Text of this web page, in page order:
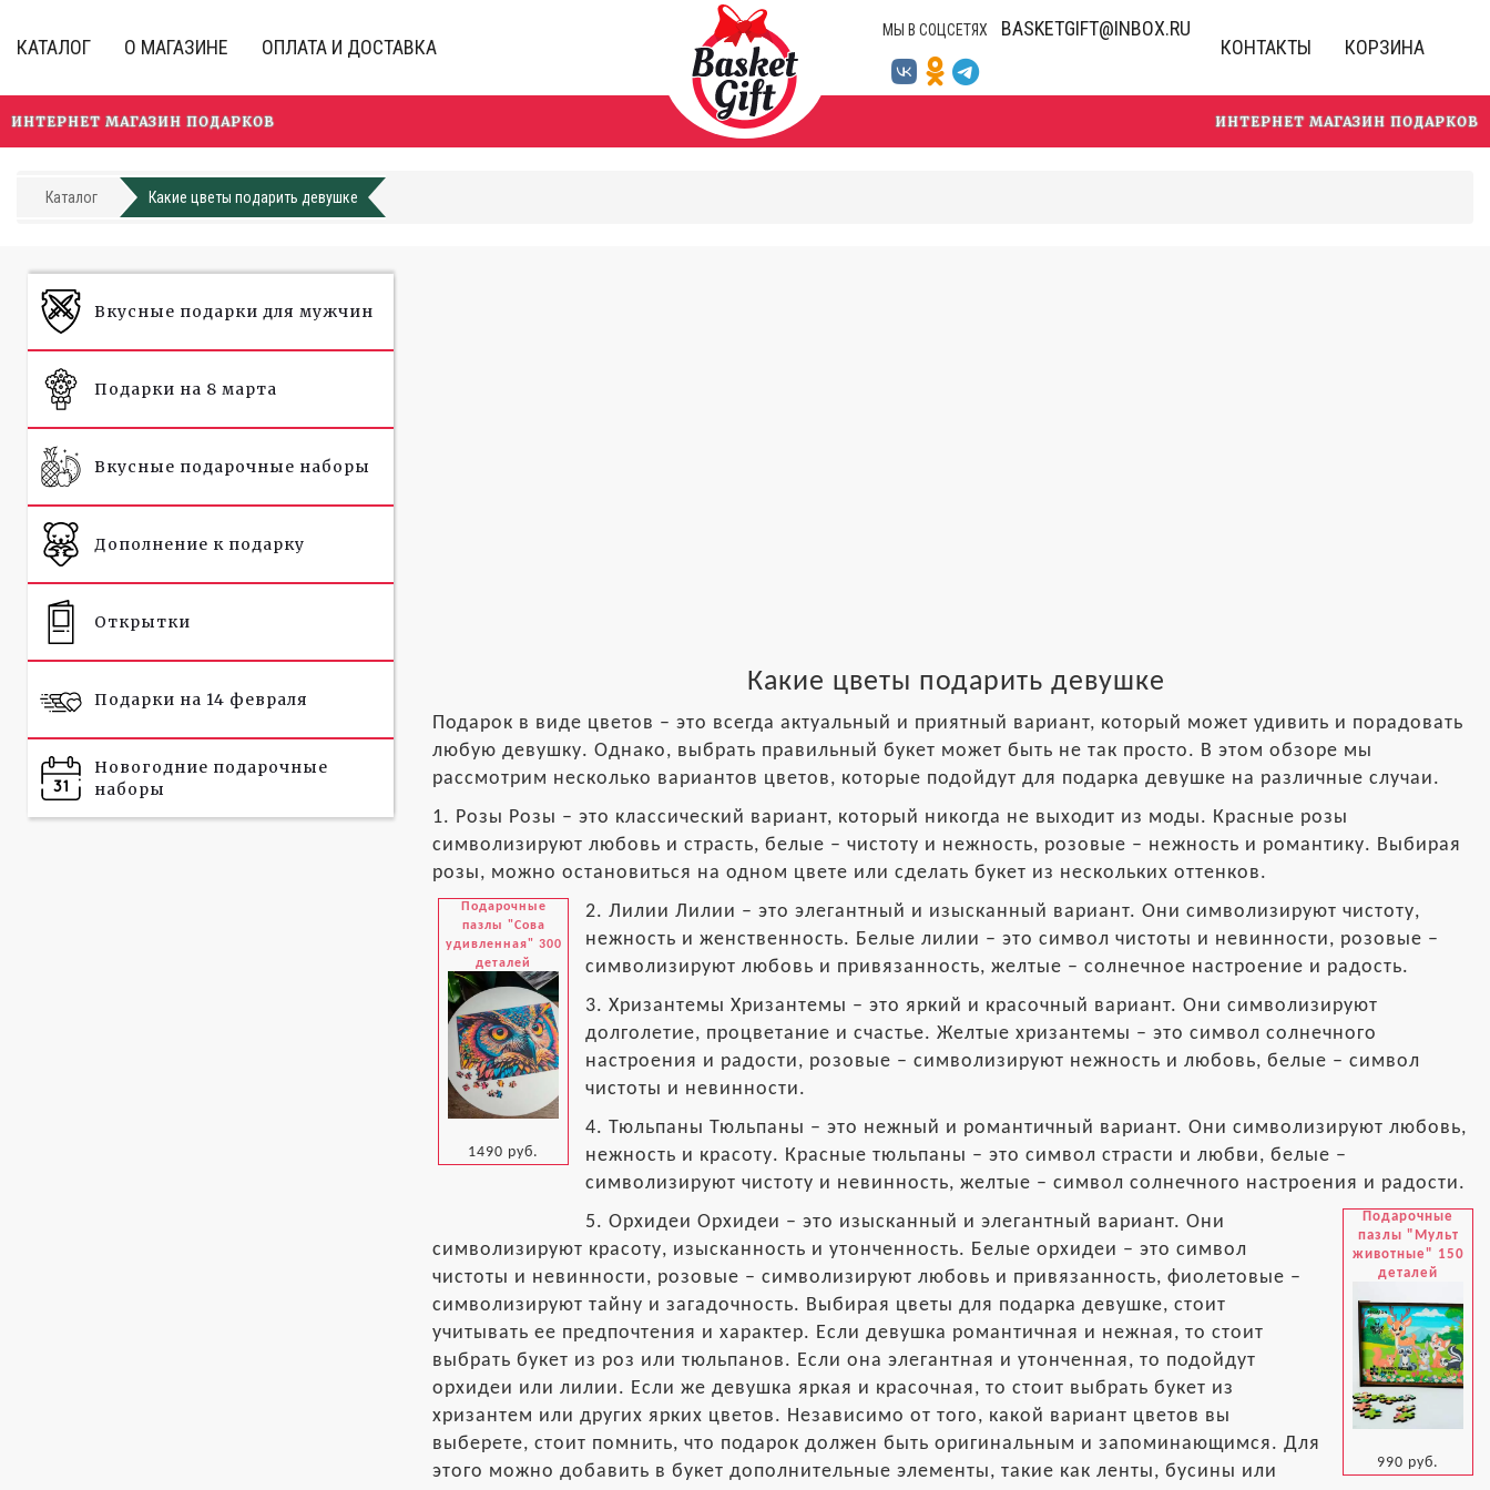
основному
КАТАЛОГ О МАГАЗИНЕ ОПЛАТА И ДОСТАВКА
МЫ В СОЦСЕТЯХ
BASKETGIFT@INBOX.RU
КОНТАКТЫ
КОРЗИНА
ИНТЕРНЕТ МАГАЗИН ПОДАРКОВ ИНТЕРНЕТ МАГАЗИН ПОДАРКОВ
Каталог Какие цветы подарить девушке
Вкусные подарки для мужчин
Подарки на 8 марта
Вкусные подарочные наборы
Дополнение к подарку
Открытки
Подарки на 14 февраля
Новогодние подарочные
наборы
Какие цветы подарить девушке
Подарок в виде цветов – это всегда актуальный и приятный вариант, который может удивить и порадовать
любую девушку. Однако, выбрать правильный букет может быть не так просто. В этом обзоре мы
рассмотрим несколько вариантов цветов, которые подойдут для подарка девушке на различные случаи.
1. Розы Розы – это классический вариант, который никогда не выходит из моды. Красные розы
символизируют любовь и страсть, белые – чистоту и нежность, розовые – нежность и романтику. Выбирая
розы, можно остановиться на одном цвете или сделать букет из нескольких оттенков.
Подарочные
пазлы "Сова
удивленная" 300
деталей
1490 руб.
2. Лилии Лилии – это элегантный и изысканный вариант. Они символизируют чистоту,
нежность и женственность. Белые лилии – это символ чистоты и невинности, розовые –
символизируют любовь и привязанность, желтые – солнечное настроение и радость.
3. Хризантемы Хризантемы – это яркий и красочный вариант. Они символизируют
долголетие, процветание и счастье. Желтые хризантемы – это символ солнечного
настроения и радости, розовые – символизируют нежность и любовь, белые – символ
чистоты и невинности.
4. Тюльпаны Тюльпаны – это нежный и романтичный вариант. Они символизируют любовь,
нежность и красоту. Красные тюльпаны – это символ страсти и любви, белые –
символизируют чистоту и невинность, желтые – символ солнечного настроения и радости.
Подарочные
пазлы "Мульт
животные" 150
деталей
990 руб.
5. Орхидеи Орхидеи – это изысканный и элегантный вариант. Они
символизируют красоту, изысканность и утонченность. Белые орхидеи – это символ
чистоты и невинности, розовые – символизируют любовь и привязанность, фиолетовые –
символизируют тайну и загадочность. Выбирая цветы для подарка девушке, стоит
учитывать ее предпочтения и характер. Если девушка романтичная и нежная, то стоит
выбрать букет из роз или тюльпанов. Если она элегантная и утонченная, то подойдут
орхидеи или лилии. Если же девушка яркая и красочная, то стоит выбрать букет из
хризантем или других ярких цветов. Независимо от того, какой вариант цветов вы
выберете, стоит помнить, что подарок должен быть оригинальным и запоминающимся. Для
этого можно добавить в букет дополнительные элементы, такие как ленты, бусины или